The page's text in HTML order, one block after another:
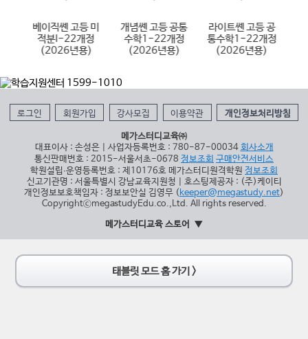
베이직쎈 고등 미
적분I-22개정
(2026년용)
개념쎈 고등 공통
수학1-22개정
(2026년용)
라이트쎈 고등 공
통수학1-22개정
(2026년용)
로그인 회원가입 강사모집 이용약관 개인정보처리방침
메가스터디교육㈜
대표이사 : 손성은 | 사업자등록번호 : 780-87-00034 회사소개
통신판매번호 : 2015-서울서초-0678 정보조회 구매안전서비스
학원설립∙운영등록번호 : 제10176호 메가스터디원격학원 정보조회
신고기관명 : 서울특별시 강남교육지원청 | 호스팅제공자 : (주)케이티
개인정보보호책임자 : 정보보안실 김영무 (keeper@megastudy.net)
CopyrightⓒmegastudyEdu.co.,Ltd. All rights reserved.
메가스터디교육 스토어
태블릿 모드 홈 가기 >